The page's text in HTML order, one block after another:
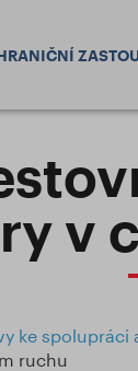
v
ke spolupráci
ruchu